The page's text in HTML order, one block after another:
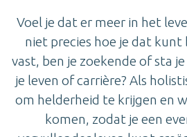
Voel je dat er meer in het
niet precies hoe je dat kunt
vast, ben je zoekende of sta
je leven of carrière? Als
om helderheid te krijgen en
komen, zodat je een